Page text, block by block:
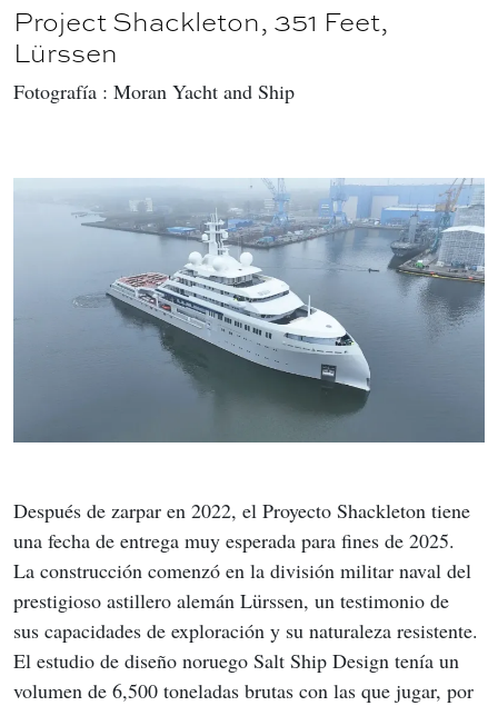
Project Shackleton, 351 Feet,
Lürssen
Fotografía : Moran Yacht and Ship
Después de zarpar en 2022, el Proyecto Shackleton tiene
una fecha de entrega muy esperada para fines de 2025.
La construcción comenzó en la división militar naval del
prestigioso astillero alemán Lürssen, un testimonio de
sus capacidades de exploración y su naturaleza resistente.
El estudio de diseño noruego Salt Ship Design tenía un
volumen de 6,500 toneladas brutas con las que jugar, por